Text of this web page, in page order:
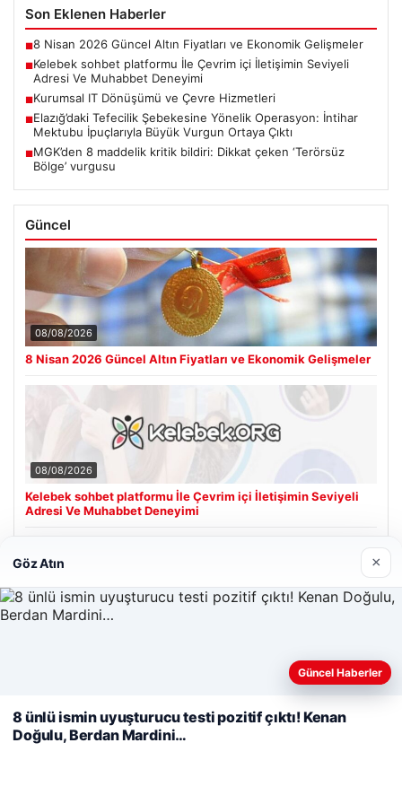
Son Eklenen Haberler
■8 Nisan 2026 Güncel Altın Fiyatları ve Ekonomik Gelişmeler
■Kelebek sohbet platformu İle Çevrim içi İletişimin Seviyeli
Adresi Ve Muhabbet Deneyimi
■Kurumsal IT Dönüşümü ve Çevre Hizmetleri
■Elazığ’daki Tefecilik Şebekesine Yönelik Operasyon: İntihar
Mektubu İpuçlarıyla Büyük Vurgun Ortaya Çıktı
■MGK’den 8 maddelik kritik bildiri: Dikkat çeken ‘Terörsüz
Bölge’ vurgusu
Güncel
08/08/2026
8 Nisan 2026 Güncel Altın Fiyatları ve Ekonomik Gelişmeler
08/08/2026
Kelebek sohbet platformu İle Çevrim içi İletişimin Seviyeli
Adresi Ve Muhabbet Deneyimi
Cengiz Sigorta
Web sitemizi nasıl kullandığınızı daha iyi anlayabilmek,
kullanıyoruz.
Çerez Politikamız
Reddet Kabul Et
Göz Atın ×
Güncel Haberler
8 ünlü ismin uyuşturucu testi pozitif çıktı! Kenan
Doğulu, Berdan Mardini…